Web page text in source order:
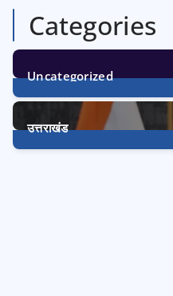
Categories
Uncategorized
1
उत्तराखंड